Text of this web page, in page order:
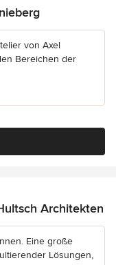
von Axel
Bereichen der
Architekten
Eine große
Lösungen,